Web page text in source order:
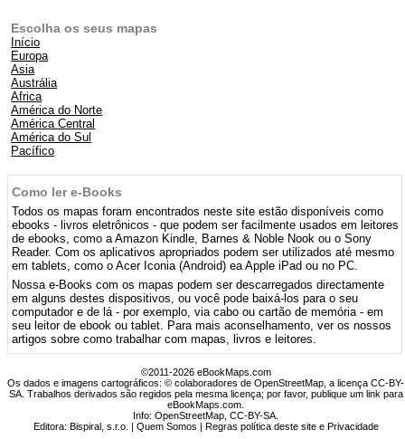
Escolha os seus mapas
Início
Europa
Asia
Austrália
Africa
América do Norte
América Central
América do Sul
Pacífico
Como ler e-Books
Todos os mapas foram encontrados neste site estão disponíveis como
ebooks - livros eletrônicos - que podem ser facilmente usados ​​em leitores
de ebooks, como a Amazon Kindle, Barnes & Noble Nook ou o Sony
Reader. Com os aplicativos apropriados podem ser utilizados até mesmo
em tablets, como o Acer Iconia (Android) ea Apple iPad ou no PC.
Nossa e-Books com os mapas podem ser descarregados directamente
em alguns destes dispositivos, ou você pode baixá-los para o seu
computador e de lá - por exemplo, via cabo ou cartão de memória - em
seu leitor de ebook ou tablet. Para mais aconselhamento, ver os nossos
artigos sobre como trabalhar com mapas, livros e leitores.
©2011-2026 eBookMaps.com
Os dados e imagens cartográficos: © colaboradores de OpenStreetMap, a licença CC-BY-
SA. Trabalhos derivados são regidos pela mesma licença; por favor, publique um link para
eBookMaps.com.
Info:OpenStreetMap ,CC-BY-SA
Editora: Bispiral, s.r.o. | Quem Somos | Regras política deste site e Privacidade